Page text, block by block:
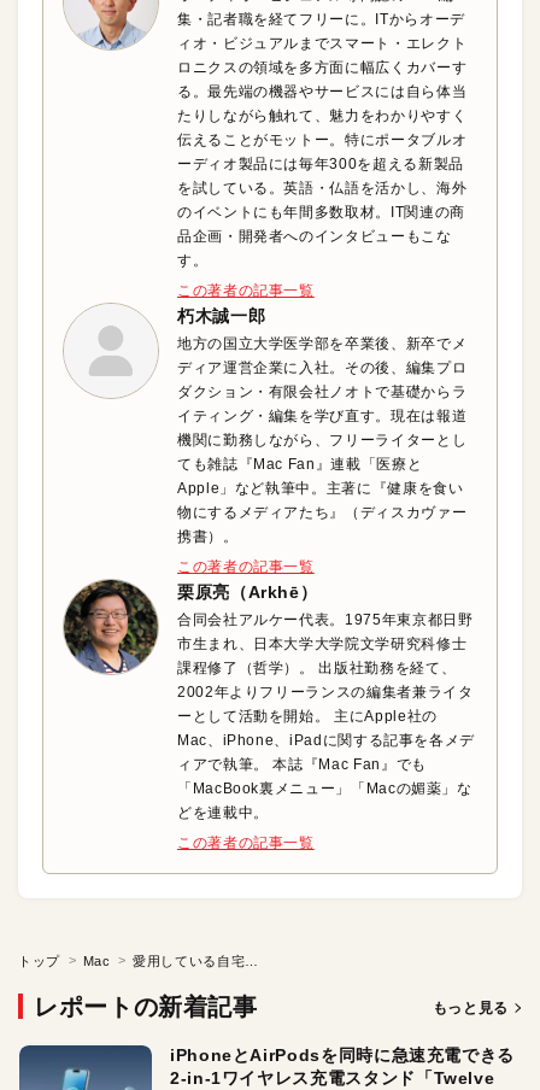
集・記者職を経てフリーに。ITからオーデ
ィオ・ビジュアルまでスマート・エレクト
ロニクスの領域を多方面に幅広くカバーす
る。最先端の機器やサービスには自ら体当
たりしながら触れて、魅力をわかりやすく
伝えることがモットー。特にポータブルオ
ーディオ製品には毎年300を超える新製品
を試している。英語・仏語を活かし、海外
のイベントにも年間多数取材。IT関連の商
品企画・開発者へのインタビューもこな
す。
この著者の記事一覧
朽木誠一郎
地方の国立大学医学部を卒業後、新卒でメ
ディア運営企業に入社。その後、編集プロ
ダクション・有限会社ノオトで基礎からラ
イティング・編集を学び直す。現在は報道
機関に勤務しながら、フリーライターとし
ても雑誌『Mac Fan』連載「医療と
Apple」など執筆中。主著に『健康を食い
物にするメディアたち』（ディスカヴァー
携書）。
この著者の記事一覧
栗原亮（Arkhē）
合同会社アルケー代表。1975年東京都日野
市生まれ、日本大学大学院文学研究科修士
課程修了（哲学）。 出版社勤務を経て、
2002年よりフリーランスの編集者兼ライタ
ーとして活動を開始。 主にApple社の
Mac、iPhone、iPadに関する記事を各メデ
ィアで執筆。 本誌『Mac Fan』でも
「MacBook裏メニュー」「Macの媚薬」な
どを連載中。
この著者の記事一覧
トップ Mac
レポートの新着記事 もっと見る
iPhoneとAirPodsを同時に急速充電できる
2-in-1ワイヤレス充電スタンド「Twelve